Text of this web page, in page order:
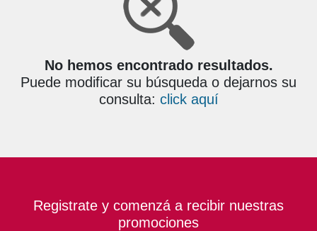
No hemos encontrado resultados.
Puede modificar su búsqueda o dejarnos su
consulta: click aquí
Registrate y comenzá a recibir nuestras
promociones